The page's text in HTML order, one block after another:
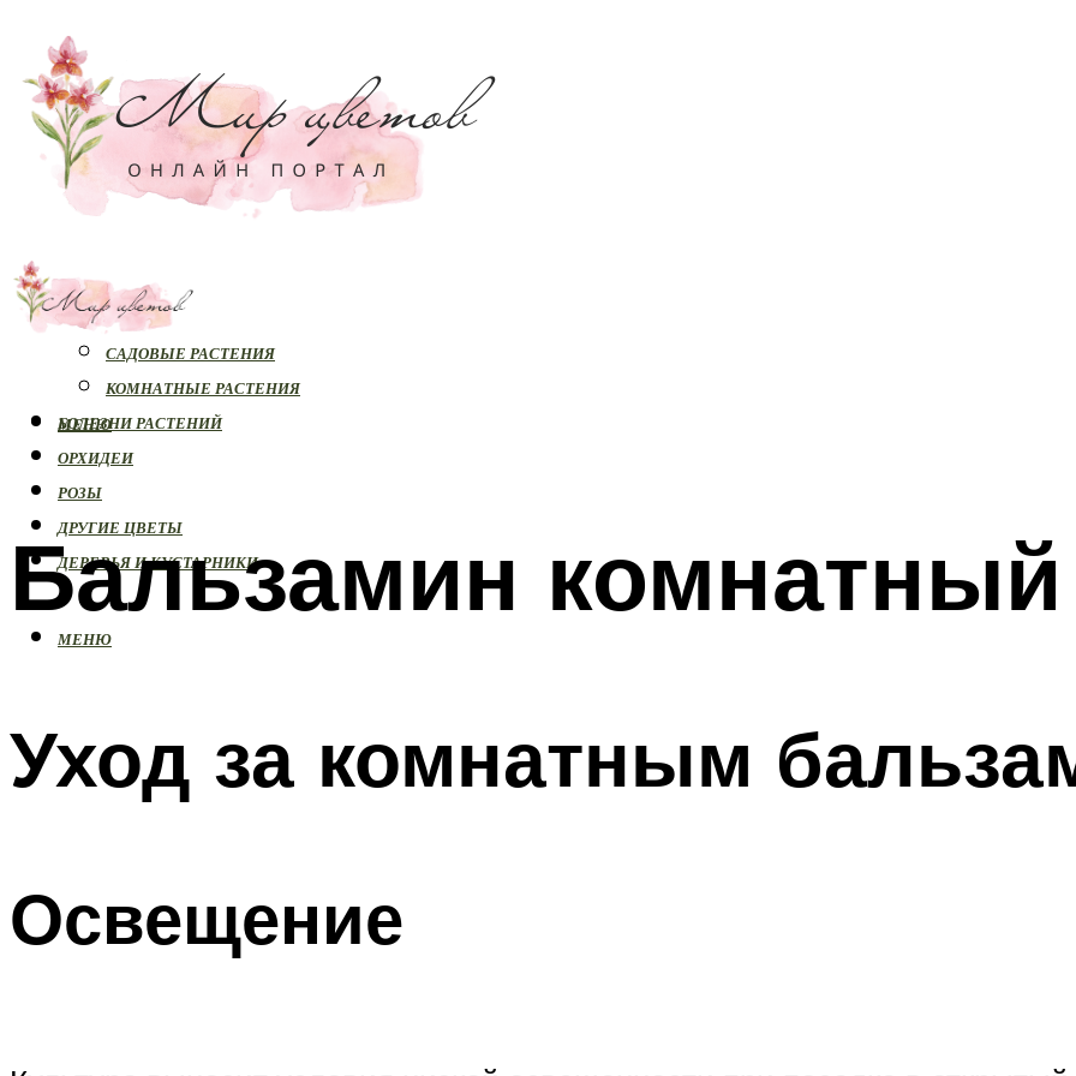
РАСТЕНИЯ
САДОВЫЕ РАСТЕНИЯ
КОМНАТНЫЕ РАСТЕНИЯ
БОЛЕЗНИ РАСТЕНИЙ
ОРХИДЕИ
РОЗЫ
ДРУГИЕ ЦВЕТЫ
ДЕРЕВЬЯ И КУСТАРНИКИ
МЕНЮ
МЕНЮ
Бальзамин комнатный
Уход за комнатным
Освещение